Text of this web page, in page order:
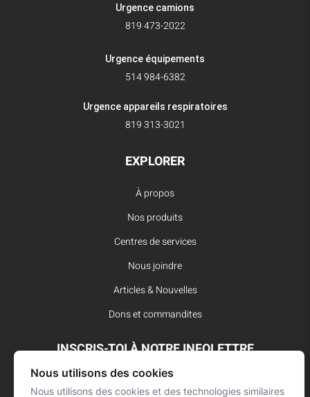
Urgence camions
819 473-2022
Urgence équipements
514 984-6382
Urgence appareils respiratoires
819 313-3021
EXPLORER
À propos
Nos produits
Centres de services
Nous joindre
Articles & Nouvelles
Dons et commandites
INSCRIS-TOI À NOTRE INFOLETTRE
Reste à l’affût des dernières innovations pour vos interventions
d’urgence et ne manque aucune nouvelle de L’Arsenal.
Nous utilisons des cookies
Nous utilisons des cookies et des technologies similaires